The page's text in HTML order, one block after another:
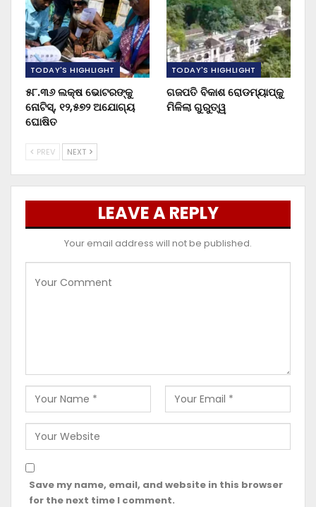
TODAY'S HIGHLIGHT
୫୮.୩୬ ଲକ୍ଷ ଭୋଟରଙ୍କୁ
ନୋଟିସ୍‌, ୧୨,୫୭୨ ଅଯୋଗ୍ୟ
ଘୋଷିତ
TODAY'S HIGHLIGHT
ଗଜପତି ବିକାଶ ରୋଡମ୍ୟାପ୍‌କୁ
ମିଳିଲା ଗୁରୁତ୍ୱ
PREV NEXT
LEAVE A REPLY
Your email address will not be published.
Save my name, email, and website in this browser
for the next time I comment.